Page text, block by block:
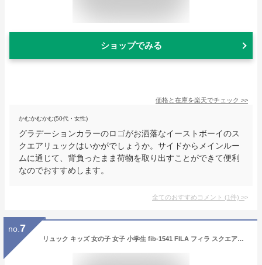
ショップでみる
価格と在庫を楽天でチェック >>
かむかむかむ(50代・女性)
グラデーションカラーのロゴがお洒落なイーストボーイのス
クエアリュックはいかがでしょうか。サイドからメインルー
ムに通じて、背負ったまま荷物を取り出すことができて便利
なのでおすすめします。
全てのおすすめコメント (1件) >
no. 7
リュック キッズ 女の子 女子 小学生 fib-1541 FILA フィラ スクエアリュック 30L ボックスリュック バックパック リュックサック デイパック リュック A4クリアファイル A3対応 通学 通塾 部活 修学旅行 小学生 中学生 高校生 ガールズ 男の子 男子 ボーイズ 男女兼用